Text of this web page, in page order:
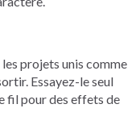
projets unis comme
Essayez-le seul
fil pour des effets de